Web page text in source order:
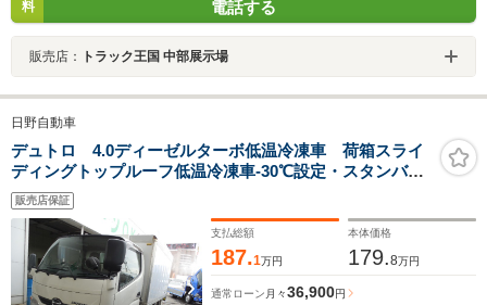
料
電話する
販売店： トラック王国 中部展示場
日野自動車
デュトロ 4.0ディーゼルターボ低温冷凍車 荷箱スライ
ディングトップルーフ低温冷凍車-30℃設定・スタンバイ
付き・左側電動格納ミラー
販売店保証
支払総額
187.1万円
本体価格
179.8万円
通常ローン 月々36,900円